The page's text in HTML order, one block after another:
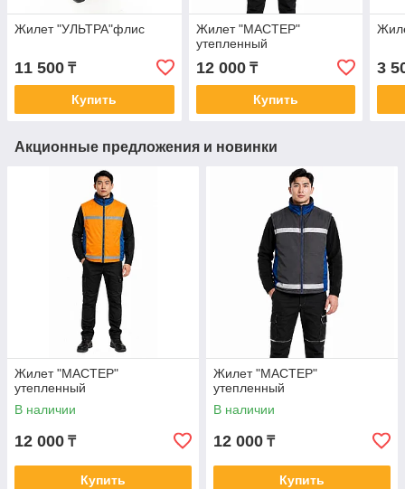
Жилет "УЛЬТРА"флис
11 500 ₸
Купить
Жилет "МАСТЕР"
утепленный
12 000₸
Купить
3
Акционные предложения и новинки
Жилет "МАСТЕР"
утепленный
В наличии
12 000 ₸
Купить
Жилет "МАСТЕР"
утепленный
В наличии
12 000 ₸
Купить